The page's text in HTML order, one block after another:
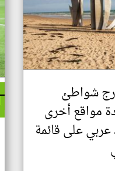
شواطئ
مواقع أخرى
على قائمة